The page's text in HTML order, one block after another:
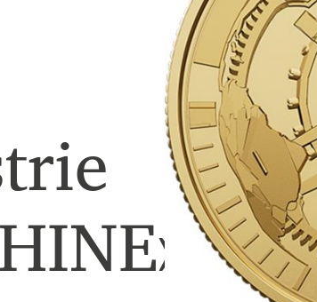
Mehr Informationen
Kompass weist Ihnen gerne den Weg.
könnte Sie auch interessieren
Warum ist Gold eine gute Investition?
Altgold verkaufen
Goldvreneli kaufen
Welche Silbermünzen kaufen?
Flexible Goldbarren kaufen